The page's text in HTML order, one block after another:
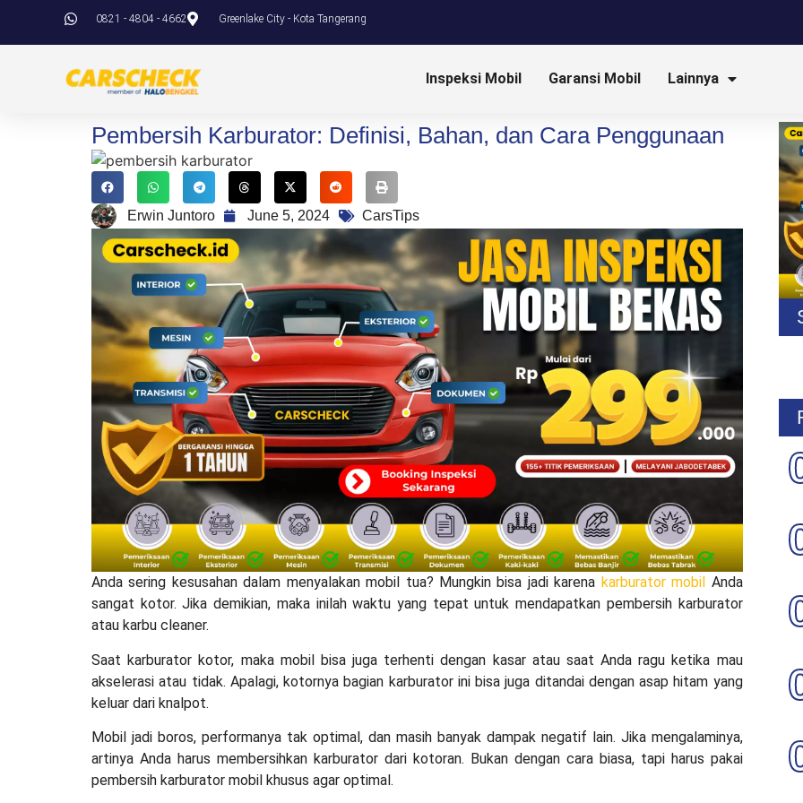
0821 - 4804 - 4662 Greenlake City - Kota Tangerang
Inspeksi Mobil Garansi Mobil Lainnya
Pembersih Karburator: Definisi, Bahan, dan Cara Penggunaan
Erwin Juntoro June 5, 2024 CarsTips
Anda sering kesusahan dalam menyalakan mobil tua? Mungkin bisa jadi karena karburator mobil Anda
sangat kotor. Jika demikian, maka inilah waktu yang tepat untuk mendapatkan pembersih karburator
atau karbu cleaner.
Saat karburator kotor, maka mobil bisa juga terhenti dengan kasar atau saat Anda ragu ketika mau
akselerasi atau tidak. Apalagi, kotornya bagian karburator ini bisa juga ditandai dengan asap hitam yang
keluar dari knalpot.
Mobil jadi boros, performanya tak optimal, dan masih banyak dampak negatif lain. Jika mengalaminya,
artinya Anda harus membersihkan karburator dari kotoran. Bukan dengan cara biasa, tapi harus pakai
pembersih karburator mobil khusus agar optimal.